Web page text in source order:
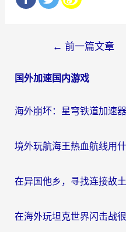
导
← 前一篇文章
国外加速国内游戏